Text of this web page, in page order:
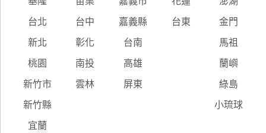
台北 台中 嘉義縣 台東 金門
新北 彰化 台南 馬祖
桃園 南投 高雄 蘭嶼
新竹市 雲林 屏東 綠島
新竹縣 小琉球
宜蘭